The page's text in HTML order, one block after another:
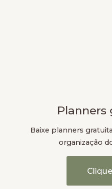
Baixe planners
organização